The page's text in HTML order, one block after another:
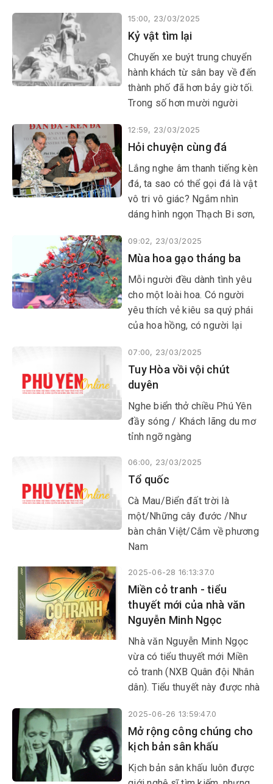
15:00, 23/03/2025
Kỷ vật tìm lại
​​​​​​​Chuyến xe buýt trung chuyển
hành khách từ sân bay về đến
thành phố đã hơn bảy giờ tối.
Trong số hơn mười người
người đàn ông ngoại quốc,
dáng cao to, tóc và da đều
trắng, trông còn khỏe mạnh.
12:59, 23/03/2025
Hỏi chuyện cùng đá
Lắng nghe âm thanh tiếng kèn
đá, ta sao có thể gọi đá là vật
vô tri vô giác? Ngắm nhìn
dáng hình ngọn Thạch Bi sơn,
mới có số phận? Khi những
sản phẩm của tạo hóa ấy đặt
đúng chỗ của nó thì “thời kỳ
đồ đá” đâu chỉ là sự lạc hậu
về kỹ thuật?
09:02, 23/03/2025
Mùa hoa gạo tháng ba
Mỗi người đều dành tình yêu
cho một loài hoa. Có người
yêu thích vẻ kiêu sa quý phái
của hoa hồng, có người lại
dương hay nét tinh khôi của
cúc họa mi… Riêng tôi lại
thường bị hút hồn trước sắc
đỏ bung biêng của hoa gạo.
07:00, 23/03/2025
Tuy Hòa vồi vội chút
duyên
Nghe biển thở chiều Phú Yên
đầy sóng / Khách lãng du mơ
tỉnh ngỡ ngàng
06:00, 23/03/2025
Tổ quốc
​​​​​​​Cà Mau/Biển đất trời là
một/Những cây đước /Như
bàn chân Việt/Cắm về phương
Nam
2025-06-28 16:13:37.0
Miền cỏ tranh - tiểu
thuyết mới của nhà văn
Nguyễn Minh Ngọc
Nhà văn Nguyễn Minh Ngọc
vừa có tiểu thuyết mới Miền
cỏ tranh (NXB Quân đội Nhân
dân). Tiểu thuyết này được nhà
tháng 8/2023-8/2024.
2025-06-26 13:59:47.0
Mở rộng công chúng cho
kịch bản sân khấu
Kịch bản sân khấu luôn được